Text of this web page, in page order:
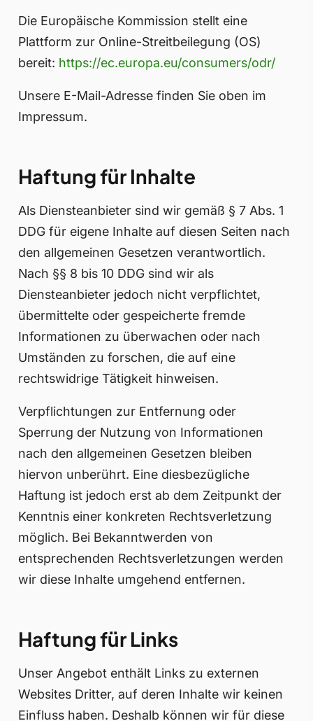
Die Europäische Kommission stellt eine
Plattform zur Online-Streitbeilegung (OS)
bereit: https://ec.europa.eu/consumers/odr/
Unsere E-Mail-Adresse finden Sie oben im
Impressum.
Haftung für Inhalte
Als Diensteanbieter sind wir gemäß § 7 Abs. 1
DDG für eigene Inhalte auf diesen Seiten nach
den allgemeinen Gesetzen verantwortlich.
Nach §§ 8 bis 10 DDG sind wir als
Diensteanbieter jedoch nicht verpflichtet,
übermittelte oder gespeicherte fremde
Informationen zu überwachen oder nach
Umständen zu forschen, die auf eine
rechtswidrige Tätigkeit hinweisen.
Verpflichtungen zur Entfernung oder
Sperrung der Nutzung von Informationen
nach den allgemeinen Gesetzen bleiben
hiervon unberührt. Eine diesbezügliche
Haftung ist jedoch erst ab dem Zeitpunkt der
Kenntnis einer konkreten Rechtsverletzung
möglich. Bei Bekanntwerden von
entsprechenden Rechtsverletzungen werden
wir diese Inhalte umgehend entfernen.
Haftung für Links
Unser Angebot enthält Links zu externen
Websites Dritter, auf deren Inhalte wir keinen
Einfluss haben. Deshalb können wir für diese